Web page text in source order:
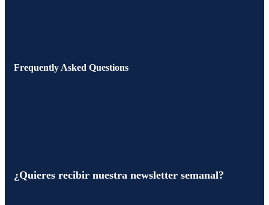
Frequently Asked Questions
¿Quieres recibir nuestra newsletter semanal?